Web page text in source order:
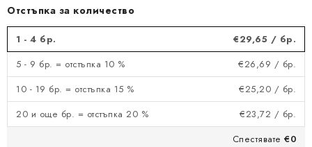
Отстъпка за количество
1 - 4 бр. €29,65 / бр.
5 - 9 бр. = отстъпка 10 %
€26,69 / бр.
10 - 19 бр. = отстъпка 15 %
€25,20 / бр.
20 и още бр. = отстъпка 20 %
€23,72 / бр.
Спестявате €0